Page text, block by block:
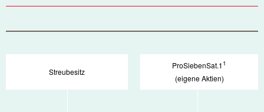
Streubesitz
ProSiebenSat.1 1
(eigene Aktien)